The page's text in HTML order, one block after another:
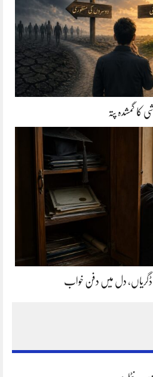
کا گمشدہ پتہ
ڈگریاں، دل میں دفن خواب